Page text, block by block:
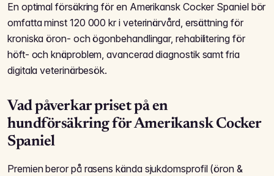
En optimal försäkring för en Amerikansk Cocker Spaniel bör
omfatta minst 120 000 kr i veterinärvård, ersättning för
kroniska öron- och ögonbehandlingar, rehabilitering för
höft- och knä­problem, avancerad diagnostik samt fria
digitala veterinär­besök.
Vad påverkar priset på en
hundförsäkring för Amerikansk Cocker
Spaniel
Premien beror på rasens kända sjukdomsprofil (öron &